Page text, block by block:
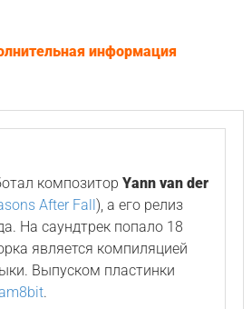
информация
композитор Yann van der
After Fall), а его релиз
На саундтрек попало 18
является компиляцией
Выпуском пластинки
.